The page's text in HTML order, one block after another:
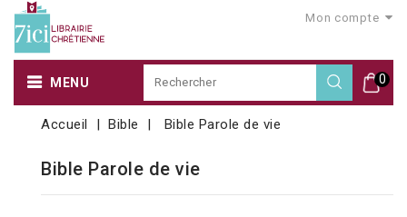
Mon compte
0
MENU
Accueil Bible Bible Parole de vie
Bible Parole de vie